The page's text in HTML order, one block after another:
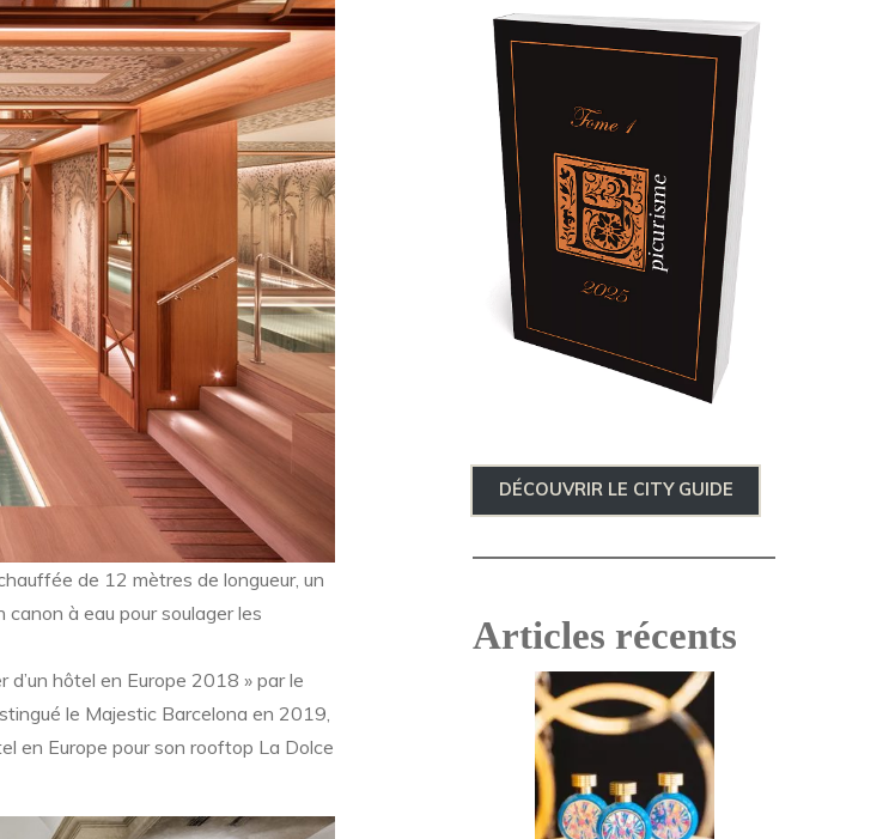
de 12 mètres de longueur, un
à eau pour soulager les
hôtel en Europe 2018 » par le
le Majestic Barcelona en 2019,
en Europe pour son rooftop La Dolce
DÉCOUVRIR LE CITY GUIDE
Articles récents